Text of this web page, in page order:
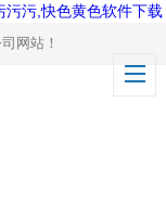
污,快色黄色软件下载
站！